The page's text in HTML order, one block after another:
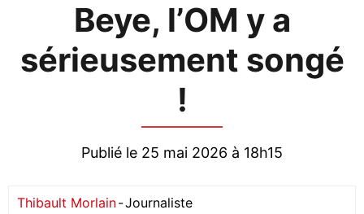
Beye, l’OM y a
sérieusement songé
!
Publié le 25 mai 2026 à 18h15
Thibault Morlain-Journaliste